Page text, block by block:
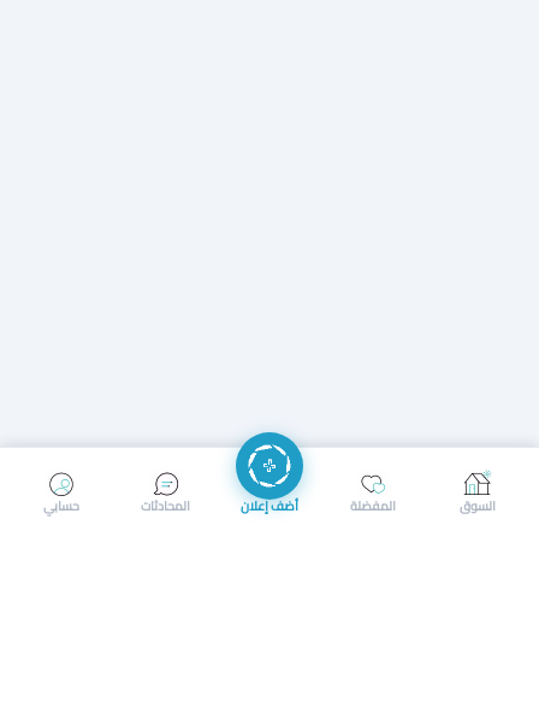
إرسال رسالة إجراء مكالمة
حسابي المحادثات أضف إعلان المفضلة السوق